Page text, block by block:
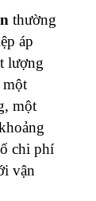
thường
áp
lượng
một
một
chi phí
vận